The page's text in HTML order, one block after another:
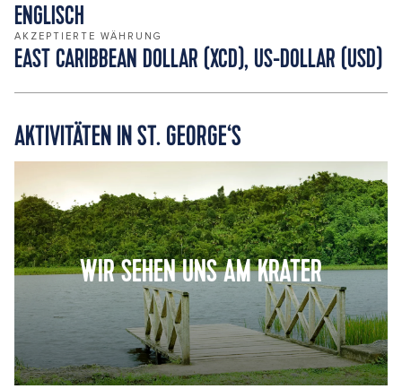
ENGLISCH
AKZEPTIERTE WÄHRUNG
EAST CARIBBEAN DOLLAR (XCD), US-DOLLAR (USD)
AKTIVITÄTEN IN ST. GEORGE‘S
WIR SEHEN UNS AM KRATER